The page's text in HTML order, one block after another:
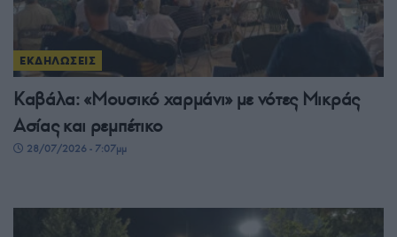
ΕΚΔΗΛΩΣΕΙΣ
Καβάλα: «Μουσικό χαρμάνι» με νότες Μικράς
Ασίας και ρεμπέτικο
28/07/2026 - 7:07μμ